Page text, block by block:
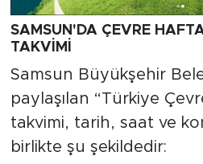
SAMSUN'DA ÇEVRE
TAKVİMİ
Samsun Büyükşehir
paylaşılan “Türkiye
takvimi, tarih, saat ve
birlikte şu şekildedir: